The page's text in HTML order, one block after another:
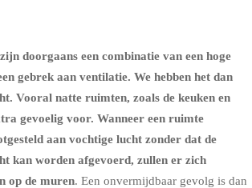
doorgaans een combinatie van een hoge
gebrek aan ventilatie. We hebben het dan
Vooral natte ruimten, zoals de keuken en
gevoelig voor. Wanneer een ruimte
aan vochtige lucht zonder dat de
kan worden afgevoerd, zullen er zich
op de muren. Een onvermijdbaar gevolg is dan